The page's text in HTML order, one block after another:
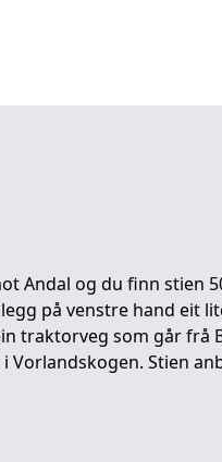
Andal og du finn stien
på venstre hand eit
traktorveg som går frå
Stien